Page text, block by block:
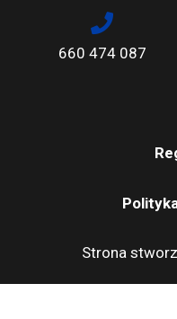
660 474 087
Strona